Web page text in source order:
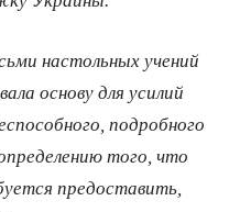
настольных учений
основу для усилий
подробного
того, что
предоставить,